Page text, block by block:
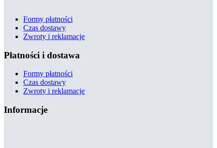
Formy płatności
Czas dostawy
Zwroty i reklamacje
Płatności i dostawa
Formy płatności
Czas dostawy
Zwroty i reklamacje
Informacje